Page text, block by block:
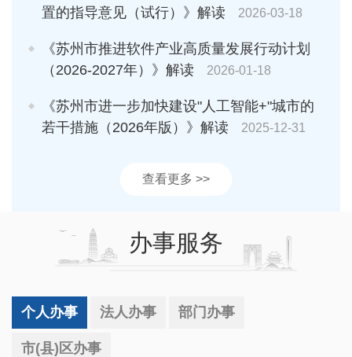
置的指导意见（试行）》解读
2026-03-18
《苏州市推进软件产业高质量发展行动计划
（2026-2027年）》解读
2026-01-18
《苏州市进一步加快建设"人工智能+"城市的
若干措施（2026年版）》解读
2025-12-31
查看更多 >>
办事服务
个人办事 法人办事 部门办事
市(县)区办事